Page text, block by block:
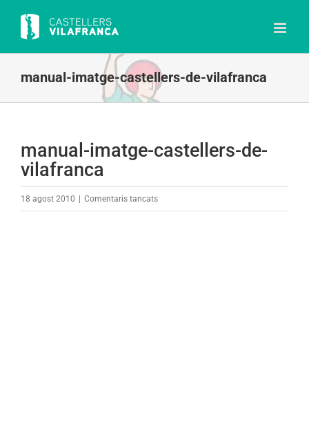
content
manual-imatge-castellers-de-vilafranca
manual-imatge-castellers-de-
vilafranca
18 agost 2010 Comentaris tancatsa